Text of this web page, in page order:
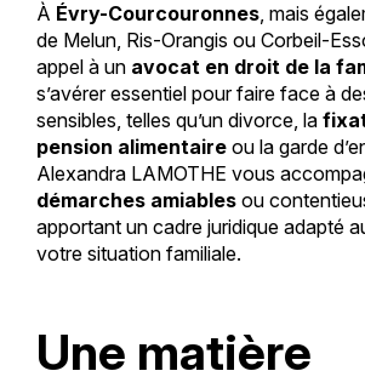
À Évry-Courcouronnes, mais
de Melun, Ris-Orangis ou Corbeil-
appel à un avocat en droit de la
s’avérer essentiel pour faire face à
sensibles, telles qu’un divorce, la
pension alimentaireou la garde
Alexandra LAMOTHE vous
démarches amiablesou
apportant un cadre juridique adapté
votre situation familiale.
Une matière